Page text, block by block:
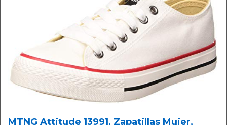
MTNG Attitude 13991, Zapatillas Mujer,